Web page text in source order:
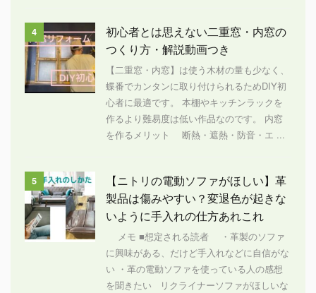
4
初心者とは思えない二重窓・内窓の
つくり方・解説動画つき
【二重窓・内窓】は使う木材の量も少なく、
蝶番でカンタンに取り付けられるためDIY初
心者に最適です。 本棚やキッチンラックを
作るより難易度は低い作品なのです。 内窓
を作るメリット 断熱・遮熱・防音・エ ...
5
【ニトリの電動ソファがほしい】革
製品は傷みやすい？変退色が起きな
いように手入れの仕方あれこれ
メモ ■想定される読者 ・革製のソファ
に興味がある、だけど手入れなどに自信がな
い ・革の電動ソファを使っている人の感想
を聞きたい リクライナーソファがほしいな